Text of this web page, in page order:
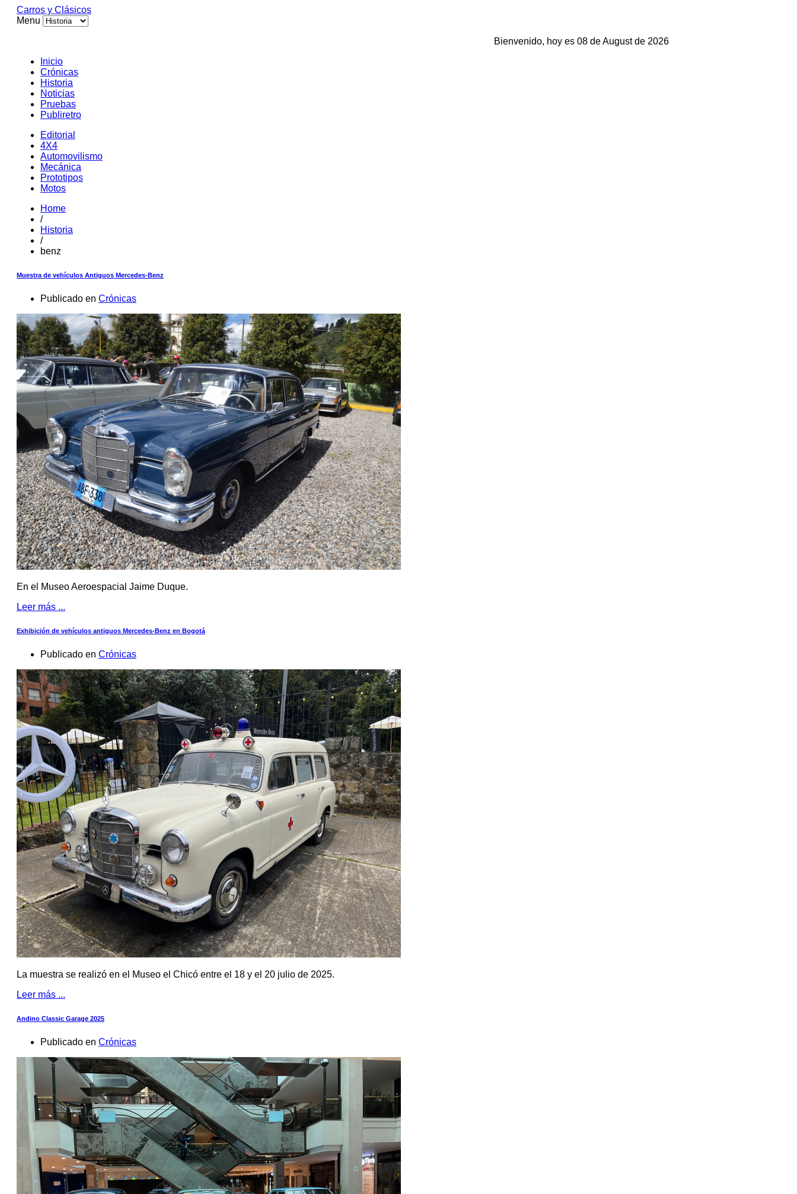
Carros y Clásicos
Menu
Bienvenido, hoy es 08 de August de 2026
Inicio
Crónicas
Historia
Noticias
Pruebas
Publiretro
Editorial
4X4
Automovilismo
Mecánica
Prototipos
Motos
Home
/
Historia
/
benz
Muestra de vehículos Antiguos Mercedes-Benz
Publicado en Crónicas
En el Museo Aeroespacial Jaime Duque.
Leer más ...
Exhibición de vehículos antiguos Mercedes-Benz en Bogotá
Publicado en Crónicas
La muestra se realizó en el Museo el Chicó entre el 18 y el 20 julio de 2025.
Leer más ...
Andino Classic Garage 2025
Publicado en Crónicas